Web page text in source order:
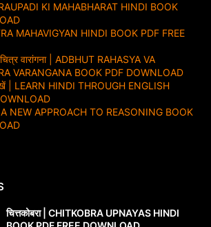
KI MAHABHARAT HINDI BOOK
MAHAVIGYAN HINDI BOOK PDF FREE
वारांगना | ADBHUT RAHASYA VA
VARANGANA BOOK PDF DOWNLOAD
| LEARN HINDI THROUGH ENGLISH
| A NEW APPROACH TO REASONING BOOK
चित्तकोबरा | CHITKOBRA UPNAYAS HINDI